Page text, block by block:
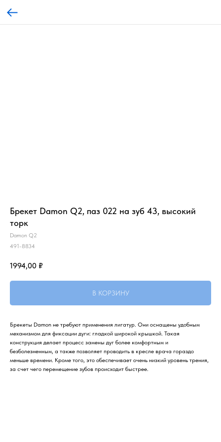
Брекет Damon Q2, паз 022 на зуб 43, высокий
торк
Damon Q2
491-8834
1994,00 ₽
В КОРЗИНУ
Брекеты Damon не требуют применения лигатур. Они оснащены удобным
механизмом для фиксации дуги: гладкой широкой крышкой. Такая
конструкция делает процесс замены дуг более комфортным и
безболезненным, а также позволяет проводить в кресле врача гораздо
меньше времени. Кроме того, это обеспечивает очень низкий уровень трения,
за счет чего перемещение зубов происходит быстрее.